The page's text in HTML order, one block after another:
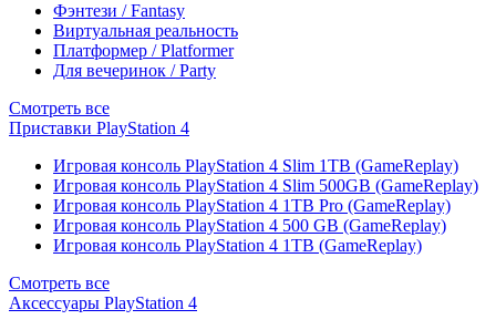
Фэнтези / Fantasy
Виртуальная реальность
Платформер / Platformer
Для вечеринок / Party
Смотреть все
Приставки PlayStation 4
Игровая консоль PlayStation 4 Slim 1TB (GameReplay)
Игровая консоль PlayStation 4 Slim 500GB (GameReplay)
Игровая консоль PlayStation 4 1TB Pro (GameReplay)
Игровая консоль PlayStation 4 500 GB (GameReplay)
Игровая консоль PlayStation 4 1TB (GameReplay)
Смотреть все
Аксессуары PlayStation 4